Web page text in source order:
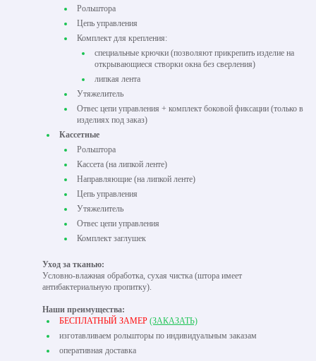
Рольштора
Цепь управления
Комплект для крепления:
специальные крючки (позволяют прикрепить изделие на
открывающиеся створки окна без сверления)
липкая лента
Утяжелитель
Отвес цепи управления + комплект боковой фиксации (только в
изделиях под заказ)
Кассетные
Рольштора
Кассета (на липкой ленте)
Направляющие (на липкой ленте)
Цепь управления
Утяжелитель
Отвес цепи управления
Комплект заглушек
Уход за тканью:
Условно-влажная обработка, сухая чистка (штора имеет
антибактериальную пропитку).
Наши преимущества:
БЕСПЛАТНЫЙ ЗАМЕР (ЗАКАЗАТЬ)
изготавливаем рольшторы по индивидуальным заказам
оперативная доставка